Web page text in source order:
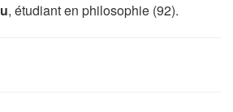
, étudiant en philosophie (92).